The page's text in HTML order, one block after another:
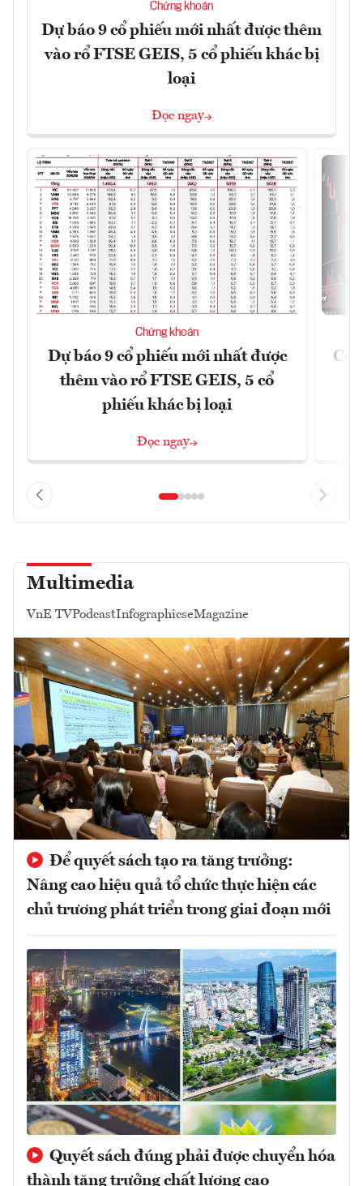
Chứng khoán
Dự báo 9 cổ phiếu mới nhất được thêm
vào rổ FTSE GEIS, 5 cổ phiếu khác bị
loại
Đọc ngay
Chứng khoán
Dự báo 9 cổ phiếu mới nhất được
thêm vào rổ FTSE GEIS, 5 cổ
phiếu khác bị loại
Đọc ngay
Có
Multimedia
VnE TVPodcastInfographicseMagazine
Để quyết sách tạo ra tăng trưởng:
Nâng cao hiệu quả tổ chức thực hiện các
chủ trương phát triển trong giai đoạn mới
Quyết sách đúng phải được chuyển hóa
thành tăng trưởng chất lượng cao